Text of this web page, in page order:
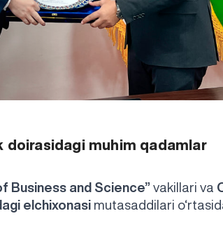
doirasidagi muhim qadamlar
Business and Science” vakillari va
elchixonasi mutasaddilari